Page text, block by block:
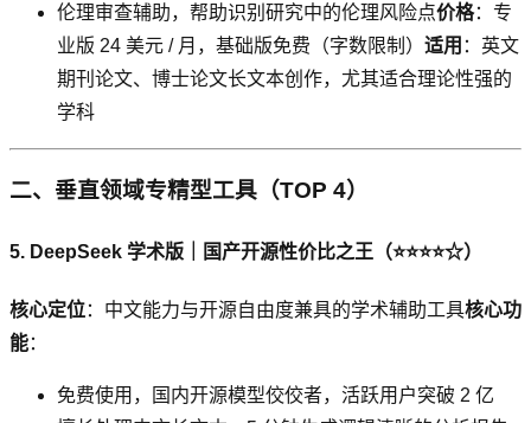
伦理审查辅助，帮助识别研究中的伦理风险点价格：专
业版 24 美元 / 月，基础版免费（字数限制） 适用 ：英文
期刊论文、博士论文长文本创作，尤其适合理论性强的
学科
二、垂直领域专精型工具（TOP 4）
5. DeepSeek 学术版｜国产开源性价比之王（⭐⭐⭐⭐☆）
核心定位：中文能力与开源自由度兼具的学术辅助工具核心功
能：
免费使用，国内开源模型佼佼者，活跃用户突破 2 亿